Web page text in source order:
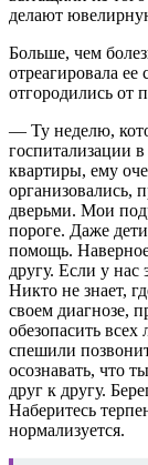
делают
Больше, чем
отреагировала
отгородились от
— Ту неделю,
госпитализации
квартиры, ему
организовались,
дверьми. Мои
пороге. Даже
помощь.
другу. Если у нас
Никто не знает,
своем диагнозе,
обезопасить
спешили
осознавать, что
друг к другу.
Наберитесь
нормализуется.